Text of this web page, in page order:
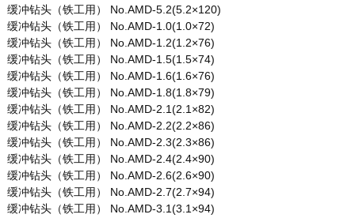
缓冲钻头（铁工用） No.AMD-5.2(5.2×120)
缓冲钻头（铁工用） No.AMD-1.0(1.0×72)
缓冲钻头（铁工用） No.AMD-1.2(1.2×76)
缓冲钻头（铁工用） No.AMD-1.5(1.5×74)
缓冲钻头（铁工用） No.AMD-1.6(1.6×76)
缓冲钻头（铁工用） No.AMD-1.8(1.8×79)
缓冲钻头（铁工用） No.AMD-2.1(2.1×82)
缓冲钻头（铁工用） No.AMD-2.2(2.2×86)
缓冲钻头（铁工用） No.AMD-2.3(2.3×86)
缓冲钻头（铁工用） No.AMD-2.4(2.4×90)
缓冲钻头（铁工用） No.AMD-2.6(2.6×90)
缓冲钻头（铁工用） No.AMD-2.7(2.7×94)
缓冲钻头（铁工用） No.AMD-3.1(3.1×94)